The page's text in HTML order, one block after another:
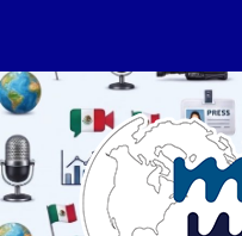
contenido